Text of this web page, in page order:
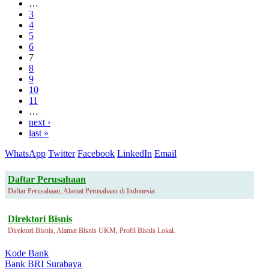
…
3
4
5
6
7
8
9
10
11
…
next ›
last »
WhatsApp Twitter Facebook LinkedIn Email
Daftar Perusahaan
Daftar Perusahaan, Alamat Perusahaan di Indonesia
Direktori Bisnis
Direktori Bisnis, Alamat Bisnis UKM, Profil Bisnis Lokal.
Kode Bank
Bank BRI Surabaya